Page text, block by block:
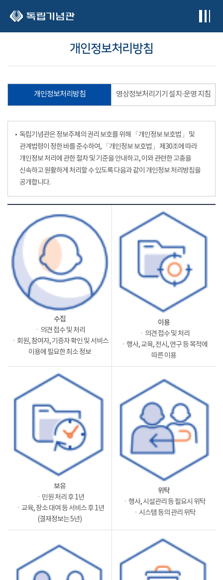
개인정보처리방침
개인정보처리방침 영상정보처리기기 설치·운영 지침
독립기념관은 정보주체의 권리 보호를 위해 「개인정보 보호법」 및
관계법령이 정한 바를 준수하여, 「개인정보 보호법」 제30조에 따라
개인정보 처리에 관한 절차 및 기준을 안내하고, 이와 관련한 고충을
신속하고 원활하게 처리할 수 있도록 다음과 같이 개인정보 처리방침을
공개합니다.
수집
ㆍ의견 접수 및 처리
ㆍ회원, 참여자, 기증자 확인 및 서비스
이용에 필요한 최소 정보
이용
ㆍ의견 접수 및 처리
ㆍ행사, 교육, 전시, 연구 등 목적에
따른 이용
보유
ㆍ민원 처리 후 1년
ㆍ교육, 장소 대여 등 서비스 후 1년
(결재정보는 5년)
위탁
ㆍ행사, 시설관리 등 필요시 위탁
ㆍ시스템 등의 관리 위탁